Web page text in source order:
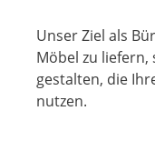
Unser Ziel als
Möbel zu
gestalten, die
nutzen.